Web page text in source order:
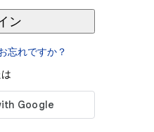
ン
忘れですか？